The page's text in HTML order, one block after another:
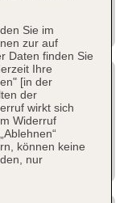
Sie im
zur auf
Daten finden Sie
Ihre
[in der
der
wirkt sich
Widerruf
können keine
nur